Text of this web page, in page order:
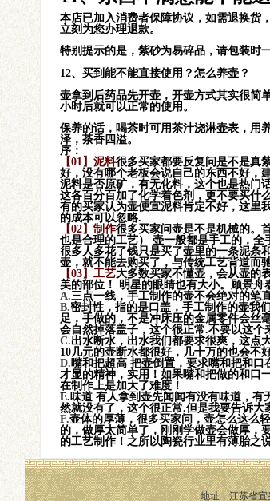
曼生系列之却月
曼生系列之匏瓜
容天-铁观音小品
本店已加入消费者保障协议，如需退换货
立刻为您办理退款。
特别提示的是，紫砂为易碎品，请包装时
12、买到能不能直接使用？怎么养壶？
壶拿到后药品先开壶，开壶方式其实很简
小时后就可以正常的使用。
保养的话，喝茶时可用茶汁浇淋壶表，用
泽，茶香四溢。
序：
【01】 泥料很多买家都要反复问是不是真
好，没有哪个老板会说自己的东西不好，
泥料是否原矿，有无化料，这个也是热门
这各百分百加了化学着色剂，更不要买什
有的买家认为壶便宜泥料肯定不好，这里
的成本可以忽略.
【02】 制作很多买家问壶是不是机械的。
也是合理的工艺） 壶一般都是手工的，全
很多人多花了钱只是买了壶里的一条泥条
壶，就不能去购买了，与传统工艺背道而
【03】 工艺大多数买家不懂壶，会从壶的
美的部位！ 明星的眼睛也有大小。顾景舟
A.三点一线，手工制作的壶不会绝对的笔
B.密封性，指的是口盖，手工制作的壶我
足，手做的，不是冲床压的金属零件会丝
会自然掉落盖子，这个很正常.不要以这个
C.出水断水，出水我们都要求很爽，这点
10几元的壶断水都很好，几十万的也会不
D.嘴和把超高 把壶倒置，要求嘴和把和
才显的精神，实用！如果嘴和把做的和口
在制作上是加大了难度！
E.味道 有人拿到壶先闻闻有没有味道，有
然就没有了，这个很正常.但是我要告诉
F.壶体的厚薄，很多买家问，壶怎么这么
的，做厚太简单了，刚刚学做壶会做厚，
的工艺制作！之所以陶瓷行业里有薄胎之
地址：江苏省